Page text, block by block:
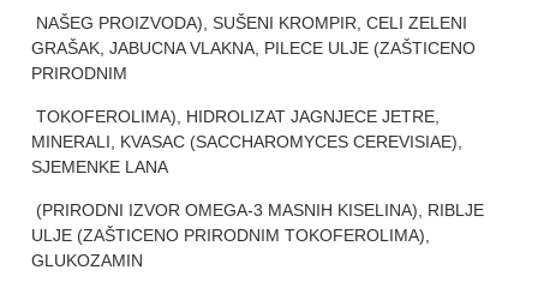
NAŠEG PROIZVODA), SUŠENI KROMPIR, CELI ZELENI
GRAŠAK, JABUCNA VLAKNA, PILECE ULJE (ZAŠTICENO
PRIRODNIM
TOKOFEROLIMA), HIDROLIZAT JAGNJECE JETRE,
MINERALI, KVASAC (SACCHAROMYCES CEREVISIAE),
SJEMENKE LANA
(PRIRODNI IZVOR OMEGA-3 MASNIH KISELINA), RIBLJE
ULJE (ZAŠTICENO PRIRODNIM TOKOFEROLIMA),
GLUKOZAMIN